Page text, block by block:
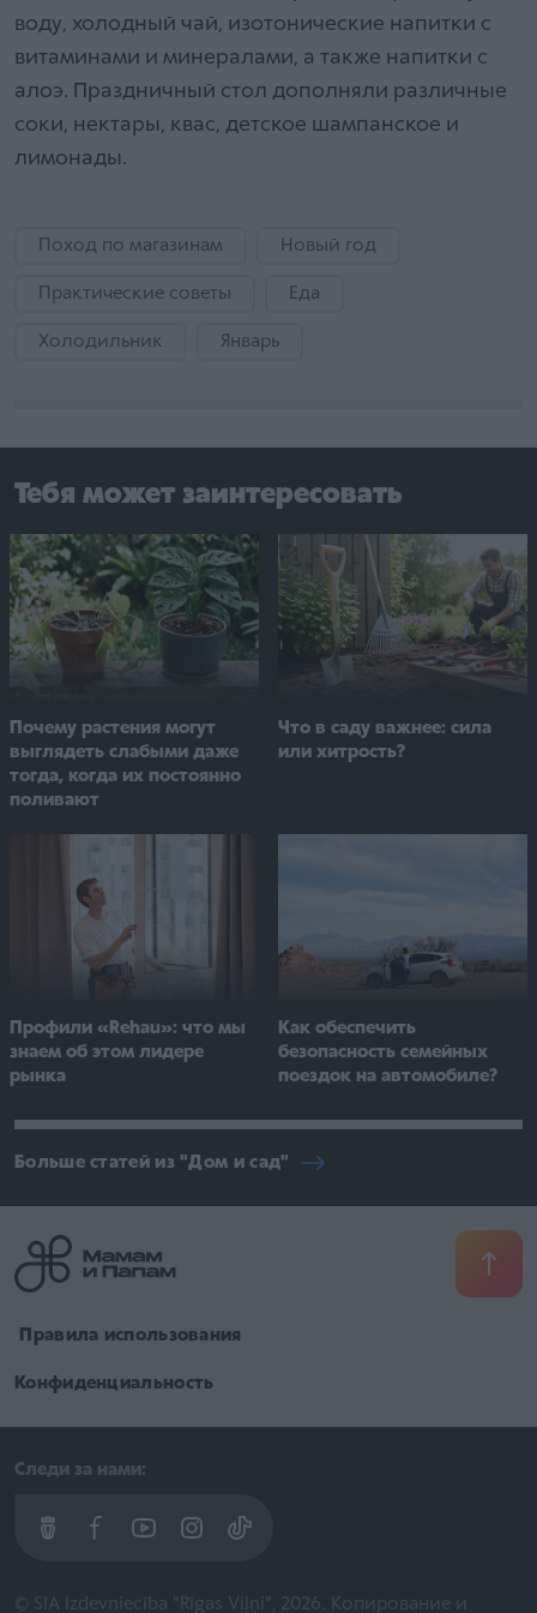
воду, холодный чай, изотонические напитки с
витаминами и минералами, а также напитки с
алоэ. Праздничный стол дополняли различные
соки, нектары, квас, детское шампанское и
лимонады.
Поход по магазинам Новый год
Практические советы Еда
Холодильник Январь
Тебя может заинтересовать
Почему растения могут
выглядеть слабыми даже
тогда, когда их постоянно
поливают
Что в саду важнее: сила
или хитрость?
Профили «Rehau»: что мы
знаем об этом лидере
рынка
Как обеспечить
безопасность семейных
поездок на автомобиле?
Больше статей из "Дом и сад"
​ Правила использования
Конфиденциальность
Следи за нами:
© SIA Izdevniecība "Rīgas Viļņi", 2026. Копирование и